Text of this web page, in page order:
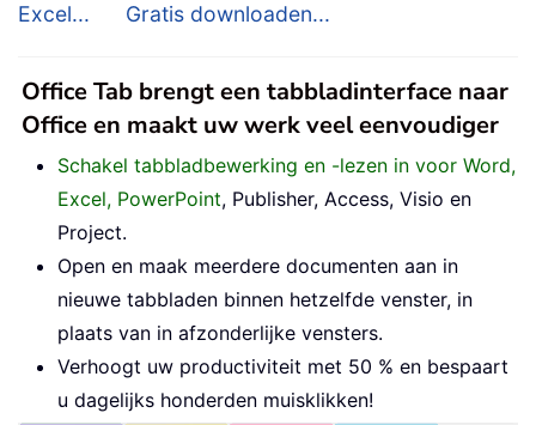
Excel...
Gratis downloaden...
Office Tab brengt een tabbladinterface naar
Office en maakt uw werk veel eenvoudiger
Schakel tabbladbewerking en -lezen in voor Word,
Excel, PowerPoint, Publisher, Access, Visio en
Project.
Open en maak meerdere documenten aan in
nieuwe tabbladen binnen hetzelfde venster, in
plaats van in afzonderlijke vensters.
Verhoogt uw productiviteit met 50 % en bespaart
u dagelijks honderden muisklikken!